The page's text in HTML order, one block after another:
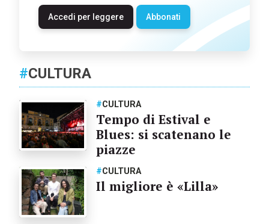
Accedi per leggere Abbonati
#CULTURA
#CULTURA
Tempo di Estival e
Blues: si scatenano le
piazze
#CULTURA
Il migliore è «Lilla»